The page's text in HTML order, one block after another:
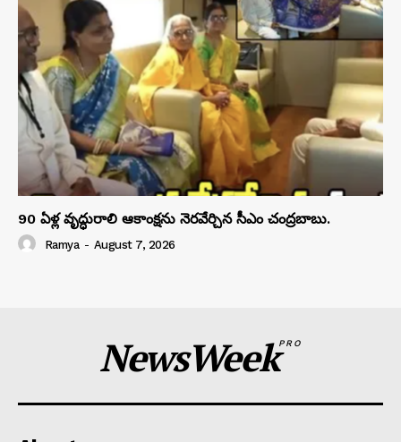
90 ఏళ్ల వృద్ధురాలి ఆకాంక్షను నెరవేర్చిన సీఎం చంద్రబాబు.
Ramya - August 7, 2026
NewsWeekPRO